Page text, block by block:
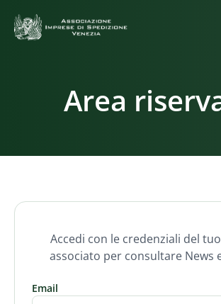
Area
Accedi con le credenziali del
associato per consultare News
Email